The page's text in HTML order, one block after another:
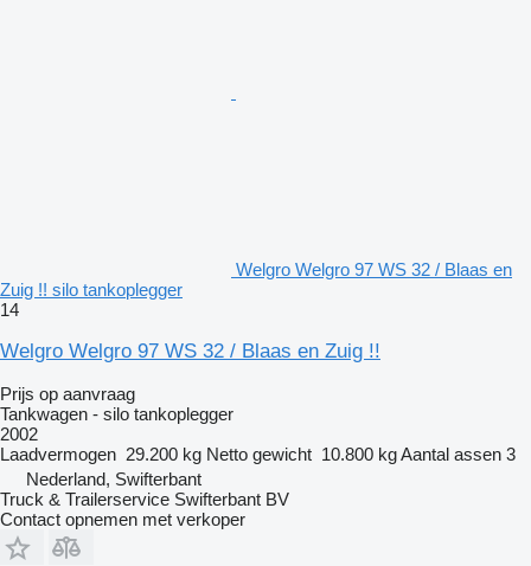
Welgro Welgro 97 WS 32 / Blaas en
Zuig !! silo tankoplegger
14
Welgro Welgro 97 WS 32 / Blaas en Zuig !!
Prijs op aanvraag
Tankwagen - silo tankoplegger
2002
Laadvermogen 29.200 kg Netto gewicht 10.800 kgAantal assen 3
Nederland, Swifterbant
Truck & Trailerservice Swifterbant BV
Contact opnemen met verkoper